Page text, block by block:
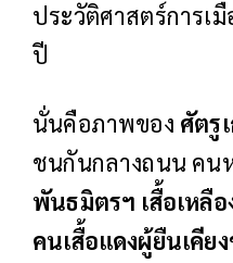
ประวัติศาสตร์การเ
ปี
นั่นคือภาพของ ศัตรู
ชนกันกลางถนน คน
พันธมิตรฯ เสื้อเหลือ
คนเสื้อแดงผู้ยืนเคี